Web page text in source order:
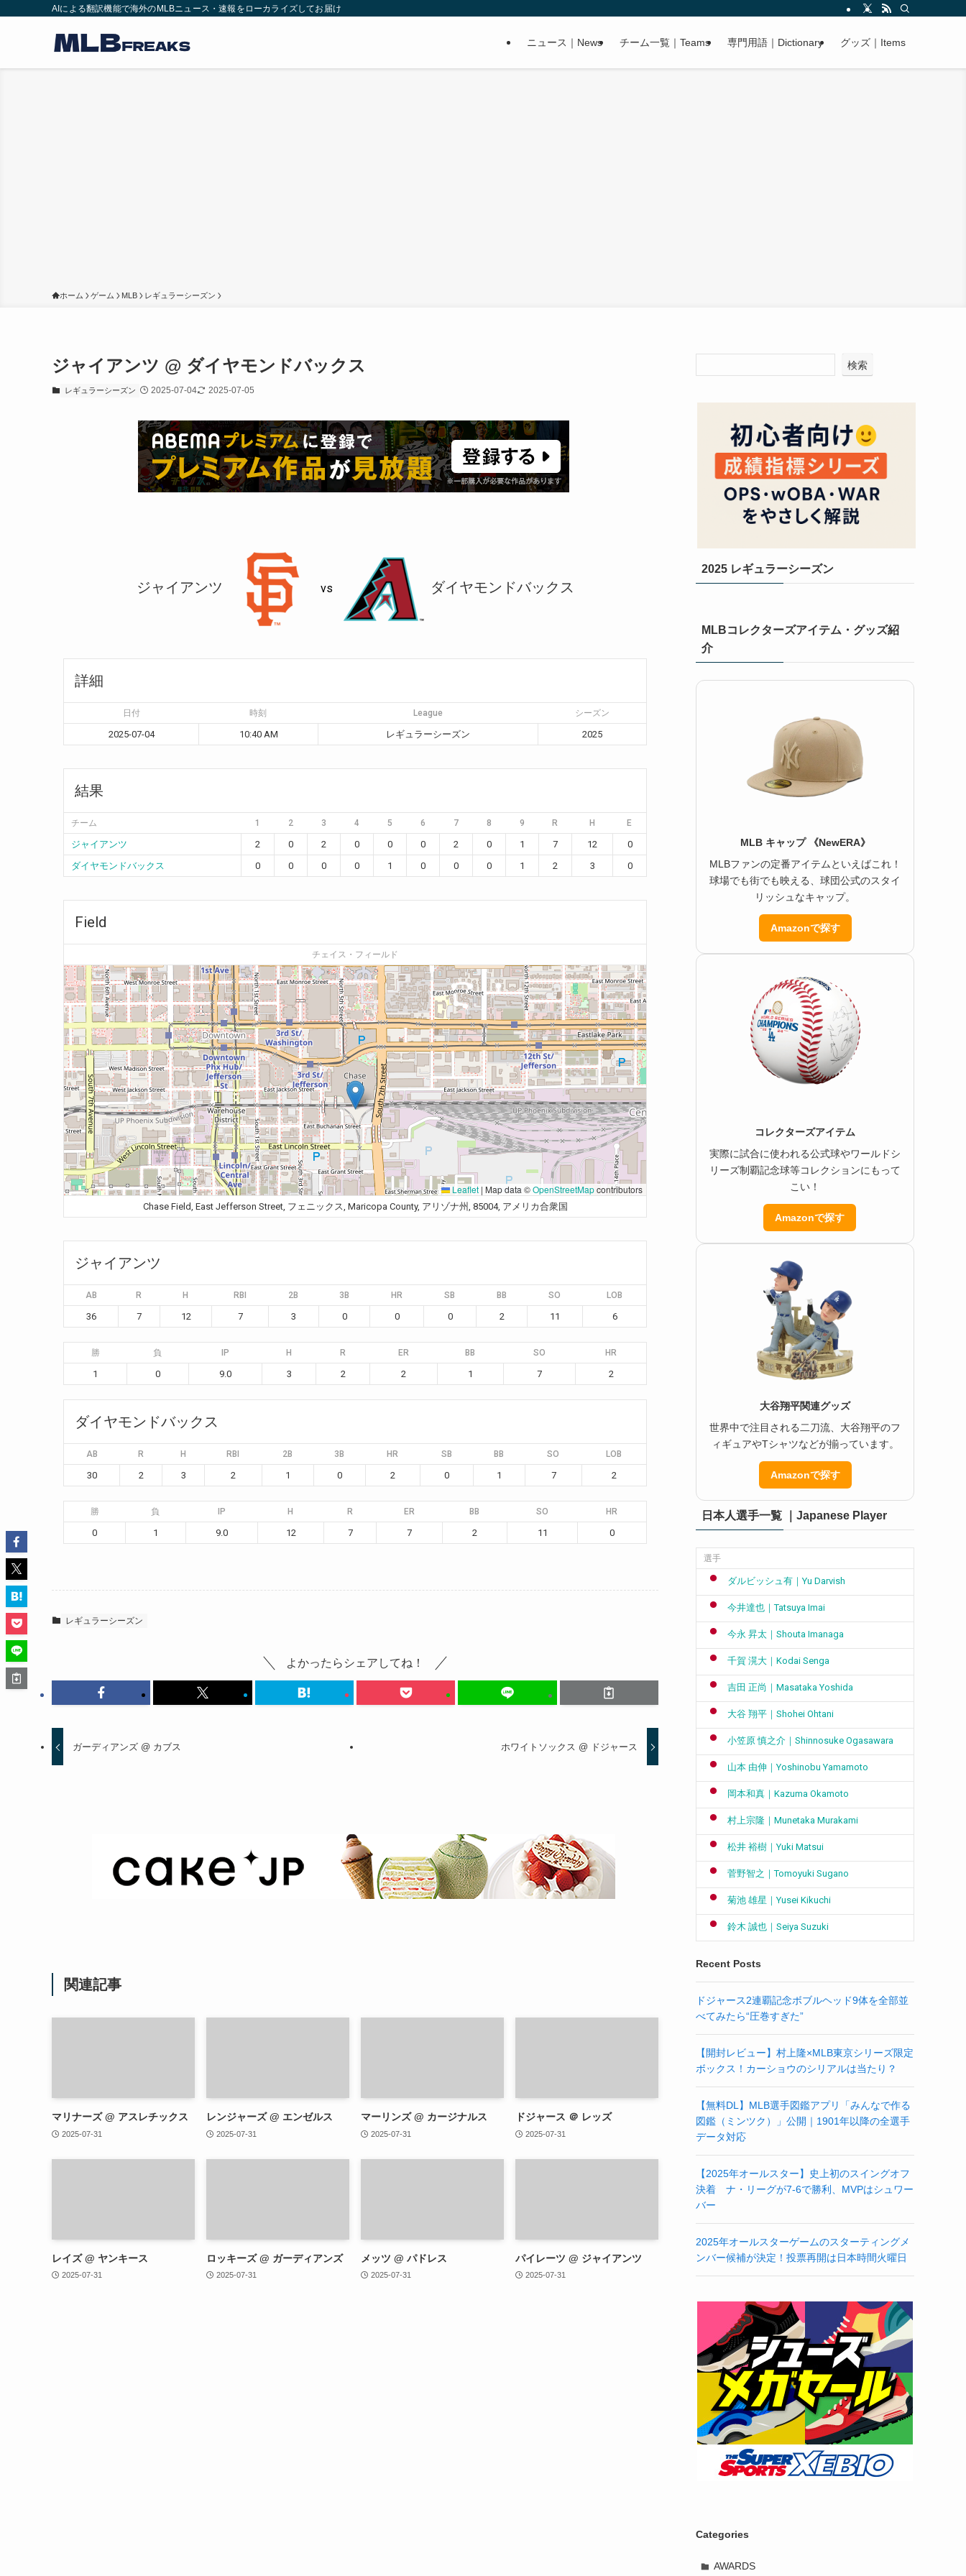
AIによる翻訳機能で海外のMLBニュース・速報をローカライズしてお届け
ニュース｜News チーム一覧｜Teams 専門用語｜Dictionary グッズ｜Items
ホーム ゲーム MLB レギュラーシーズン
ジャイアンツ @ ダイヤモンドバックス
レギュラーシーズン 2025-07-04 2025-07-05
ジャイアンツ vs ダイヤモンドバックス
詳細
日付 時刻 League シーズン
2025-07-04 10:40 AM レギュラーシーズン 2025
結果
チーム 1 2 3 4 5 6 7 8 9 R H E
ジャイアンツ 2 0 2 0 0 0 2 0 1 7 12
0
ダイヤモンドバックス
0 0 0 0 1 0 0 0 1 2 3 0
Field
チェイス・フィールド
Leaflet | Map data ©OpenStreetMapcontributors
Chase Field, East Jefferson Street, フェニックス, Maricopa County, アリゾナ州, 85004, アメリカ合衆国
ジャイアンツ
AB R H RBI 2B 3B HR SB BB SO LOB
36 7 12 7 3 0 0 0 2 11 6
勝 負 IP H R ER BB SO HR
1 0 9.0 3 2 2 1 7 2
ダイヤモンドバックス
AB R H RBI 2B 3B HR SB BB SO LOB
30 2 3 2 1 0 2 0 1 7 2
勝 負 IP H R ER BB SO HR
0 1 9.0 12 7 7 2 11 0
レギュラーシーズン
よかったらシェアしてね！
ガーディアンズ @ カブス ホワイトソックス @ ドジャース
関連記事
マリナーズ @ アスレチックス
2025-07-31
レンジャーズ @ エンゼルス
2025-07-31
マーリンズ @ カージナルス
2025-07-31
ドジャース ＠ レッズ
2025-07-31
レイズ @ ヤンキース
2025-07-31
ロッキーズ @ ガーディアンズ
2025-07-31
メッツ @ パドレス
2025-07-31
パイレーツ @ ジャイアンツ
2025-07-31
検索
2025 レギュラーシーズン
MLBコレクターズアイテム・グッズ紹
介
MLB キャップ 《NewERA》
MLBファンの定番アイテムといえばこれ！
球場でも街でも映える、球団公式のスタイ
リッシュなキャップ。
Amazonで探す
コレクターズアイテム
実際に試合に使われる公式球やワールドシ
リーズ制覇記念球等コレクションにもって
こい！
Amazonで探す
大谷翔平関連グッズ
世界中で注目される二刀流、大谷翔平のフ
ィギュアやTシャツなどが揃っています。
Amazonで探す
日本人選手一覧 ｜Japanese Player
選手
ダルビッシュ有｜Yu Darvish
今井達也｜Tatsuya Imai
今永 昇太｜Shouta Imanaga
千賀 滉大｜Kodai Senga
吉田 正尚｜Masataka Yoshida
大谷 翔平｜Shohei Ohtani
小笠原 慎之介｜Shinnosuke Ogasawara
山本 由伸｜Yoshinobu Yamamoto
岡本和真｜Kazuma Okamoto
村上宗隆｜Munetaka Murakami
松井 裕樹｜Yuki Matsui
菅野智之｜Tomoyuki Sugano
菊池 雄星｜Yusei Kikuchi
鈴木 誠也｜Seiya Suzuki
Recent Posts
ドジャース2連覇記念ボブルヘッド9体を全部並
べてみたら“圧巻すぎた”
【開封レビュー】村上隆×MLB東京シリーズ限定
ボックス！カーショウのシリアルは当たり？
【無料DL】MLB選手図鑑アプリ「みんなで作る
図鑑（ミンツク）」公開｜1901年以降の全選手
データ対応
【2025年オールスター】史上初のスイングオフ
決着 ナ・リーグが7-6で勝利、MVPはシュワー
バー
2025年オールスターゲームのスターティングメ
ンバー候補が決定！投票再開は日本時間火曜日
Categories
AWARDS